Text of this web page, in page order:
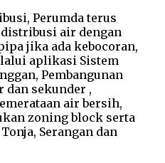
Perumda terus
air dengan
jika ada kebocoran,
aplikasi Sistem
Pembangunan
sekunder ,
air bersih,
zoning block serta
Serangan dan